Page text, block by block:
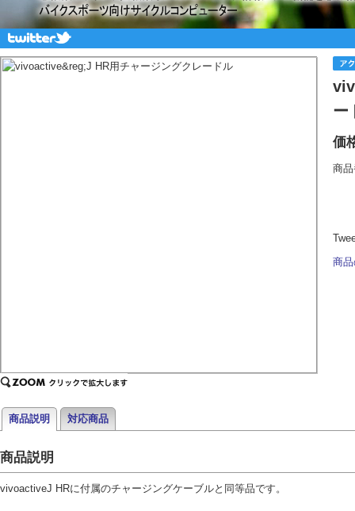
ー
価
商
商
商品説明 対応商品
商品説明
vivoactiveJ HRに付属のチャージングケーブルと同等品です。